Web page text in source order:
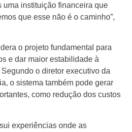
uma instituição financeira que
que esse não é o caminho”,
o projeto fundamental para
e dar maior estabilidade à
o diretor executivo da
o sistema também pode gerar
como redução dos custos
experiências onde as